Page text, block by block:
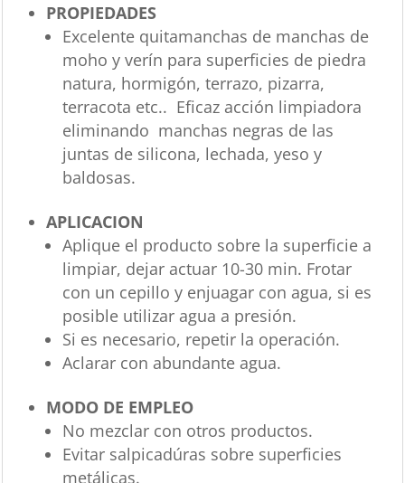
PROPIEDADES
Excelente quitamanchas de manchas de
moho y verín para superficies de piedra
natura, hormigón, terrazo, pizarra,
terracota etc.. Eficaz acción limpiadora
eliminando manchas negras de las
juntas de silicona, lechada, yeso y
baldosas.
APLICACION
Aplique el producto sobre la superficie a
limpiar, dejar actuar 10-30 min. Frotar
con un cepillo y enjuagar con agua, si es
posible utilizar agua a presión.
Si es necesario, repetir la operación.
Aclarar con abundante agua.
MODO DE EMPLEO
No mezclar con otros productos.
Evitar salpicadúras sobre superficies
metálicas.